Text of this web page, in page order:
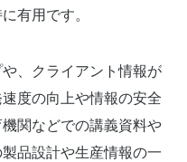
有用です。
、クライアント情報が
度の向上や情報の安全
関などでの講義資料や
品設計や生産情報の一